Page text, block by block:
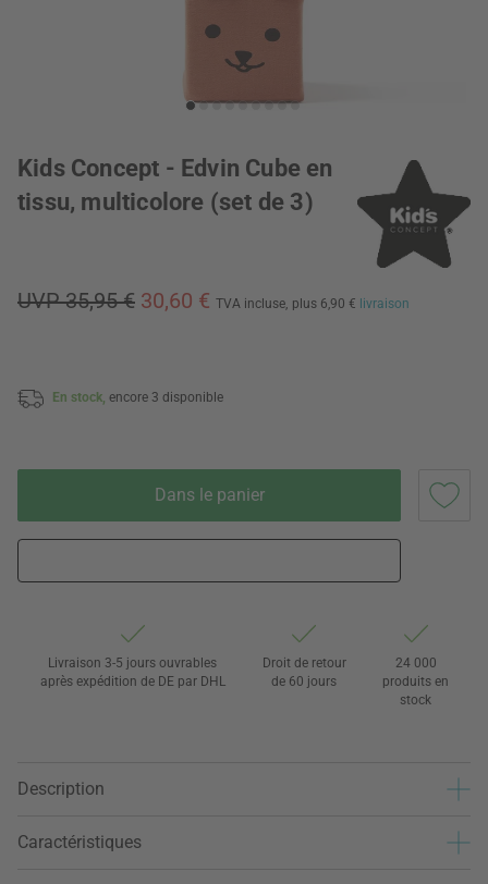
Kids Concept - Edvin Cube en
tissu, multicolore (set de 3)
UVP 35,95 € 30,60 € TVA incluse, plus 6,90 € livraison
En stock, encore 3 disponible
Dans le panier
Livraison 3-5 jours ouvrables
après expédition de DE par DHL
Droit de retour
de 60 jours
24 000
produits en
stock
Description
Caractéristiques